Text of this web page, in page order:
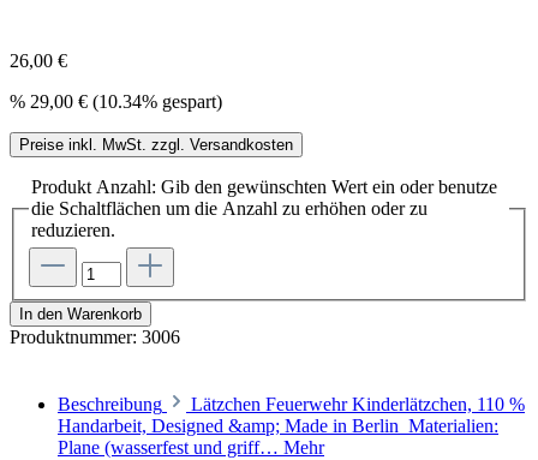
26,00 €
% 29,00 € (10.34% gespart)
Preise inkl. MwSt. zzgl. Versandkosten
Produkt Anzahl: Gib den gewünschten Wert ein oder benutze
die Schaltflächen um die Anzahl zu erhöhen oder zu
reduzieren.
In den Warenkorb
Produktnummer: 3006
Beschreibung
Lätzchen Feuerwehr Kinderlätzchen, 110 %
Handarbeit, Designed &amp; Made in Berlin Materialien:
Plane (wasserfest und griff… Mehr